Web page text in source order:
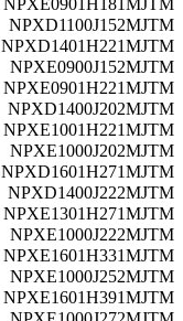
NPXE0901H181MJTM
NPXD1100J152MJTM
NPXD1401H221MJTM
NPXE0900J152MJTM
NPXE0901H221MJTM
NPXD1400J202MJTM
NPXE1001H221MJTM
NPXE1000J202MJTM
NPXD1601H271MJTM
NPXD1400J222MJTM
NPXE1301H271MJTM
NPXE1000J222MJTM
NPXE1601H331MJTM
NPXE1000J252MJTM
NPXE1601H391MJTM